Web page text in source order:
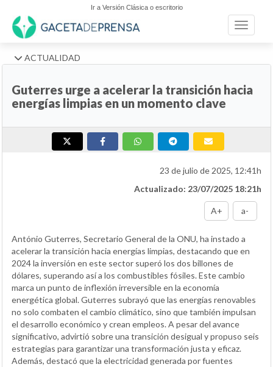
Ir a Versión Clásica o escritorio
Toggle
ACTUALIDAD
Guterres urge a acelerar la transición hacia
energías limpias en un momento clave
23 de julio de 2025, 12:41h
Actualizado: 23/07/2025 18:21h
A+ a-
António Guterres, Secretario General de la ONU, ha instado a
acelerar la transición hacia energías limpias, destacando que en
2024 la inversión en este sector superó los dos billones de
dólares, superando así a los combustibles fósiles. Este cambio
marca un punto de inflexión irreversible en la economía
energética global. Guterres subrayó que las energías renovables
no solo combaten el cambio climático, sino que también impulsan
el desarrollo económico y crean empleos. A pesar del avance
significativo, advirtió sobre una transición desigual y propuso seis
estrategias para garantizar una transformación justa y eficaz.
Además, destacó que la electricidad generada por fuentes